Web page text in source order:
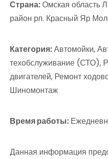
Страна:Омская область
район рп. Красный Яр
Категория:Автомойки,
техобслуживание (СТО),
двигателей, Ремонт
Шиномонтаж
Время работы:
Данная информация